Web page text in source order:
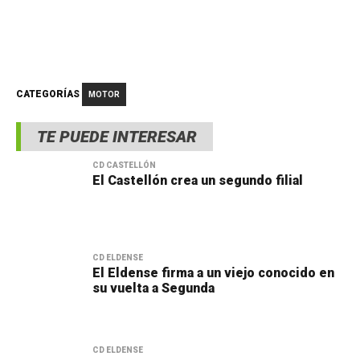
TE PUEDE INTERESAR
CD CASTELLÓN
El Castellón crea un segundo filial
CD ELDENSE
El Eldense firma a un viejo conocido en
su vuelta a Segunda
CD ELDENSE
CATEGORÍAS MOTOR